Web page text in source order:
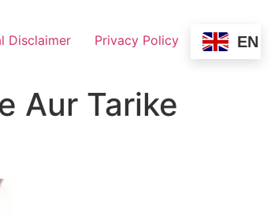
Disclaimer Privacy Policy EN
Aur Tarike